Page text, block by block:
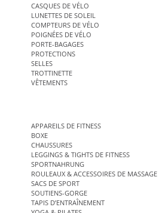
CASQUES DE VÉLO
LUNETTES DE SOLEIL
COMPTEURS DE VÉLO
POIGNÉES DE VÉLO
PORTE-BAGAGES
PROTECTIONS
SELLES
TROTTINETTE
VÊTEMENTS
APPAREILS DE FITNESS
BOXE
CHAUSSURES
LEGGINGS & TIGHTS DE FITNESS
SPORTNAHRUNG
ROULEAUX & ACCESSOIRES DE MASSAGE
SACS DE SPORT
SOUTIENS-GORGE
TAPIS D’ENTRAÎNEMENT